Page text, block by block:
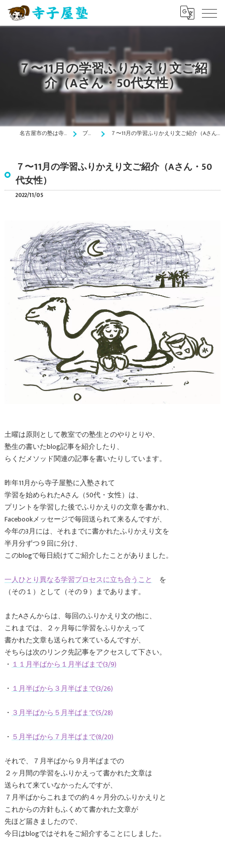
７〜11月の学習ふりかえり文ご紹
介（Aさん・50代女性）
名古屋市の塾は寺子屋塾 ブログ ７〜11月の学習ふりかえり文ご紹介（Aさん・50代女性）
７〜11月の学習ふりかえり文ご紹介（Aさん・50
代女性）
2022/11/05
土曜は原則として教室での塾生とのやりとりや、
塾生の書いたblog記事を紹介したり、
らくだメソッド関連の記事を書いたりしています。
昨年11月から寺子屋塾に入塾されて
学習を始められたAさん（50代・女性）は、
プリントを学習した後でふりかえりの文章を書かれ、
Facebookメッセージで毎回送られて来るんですが、
今年の3月には、それまでに書かれたふりかえり文を
半月分ずつ９回に分け、
このblogで毎日続けてご紹介したことがありました。
一人ひとり異なる学習プロセスに立ち合うことを
（その１）として（その９）まであります。
またAさんからは、毎回のふりかえり文の他に、
これまでは、２ヶ月毎に学習をふりかえって
書かれた文章も送られて来ているんですが、
そちらは次のリンク先記事をアクセスして下さい。
・ １１月半ばから１月半ばまで(3/9)
・ １月半ばから３月半ばまで(3/26)
・ ３月半ばから５月半ばまで(5/28)
・ ５月半ばから７月半ばまで(8/20)
それで、７月半ばから９月半ばまでの
２ヶ月間の学習をふりかえって書かれた文章は
送られて来ていなかったんですが、
７月半ばからこれまでの約４ヶ月分のふりかえりと
これからの方針もふくめて書かれた文章が
先ほど届きましたので、
今日はblogではそれをご紹介することにしました。